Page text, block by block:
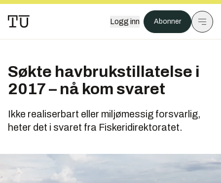
Logg inn Abonner
Søkte havbrukstillatelse i
2017 – nå kom svaret
Ikke realiserbart eller miljømessig forsvarlig,
heter det i svaret fra Fiskeridirektoratet.